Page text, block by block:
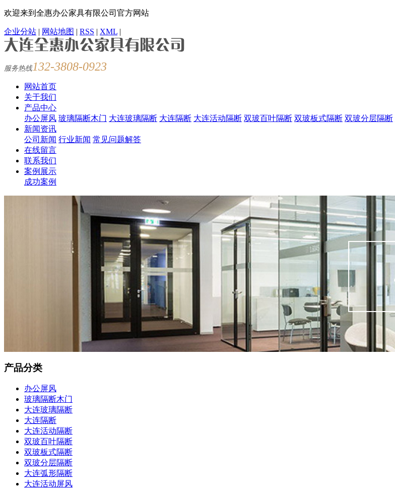
欢迎来到全惠办公家具有限公司官方网站
企业分站 | 网站地图 | RSS | XML |
服务热线 132-3808-0923
网站首页
关于我们
产品中心
办公屏风 玻璃隔断木门 大连玻璃隔断 大连隔断 大连活动隔断 双玻百叶隔断 双玻板式隔断 双玻分层隔断
新闻资讯
公司新闻 行业新闻 常见问题解答
在线留言
联系我们
案例展示
成功案例
产品分类
办公屏风
玻璃隔断木门
大连玻璃隔断
大连隔断
大连活动隔断
双玻百叶隔断
双玻板式隔断
双玻分层隔断
大连弧形隔断
大连活动屏风